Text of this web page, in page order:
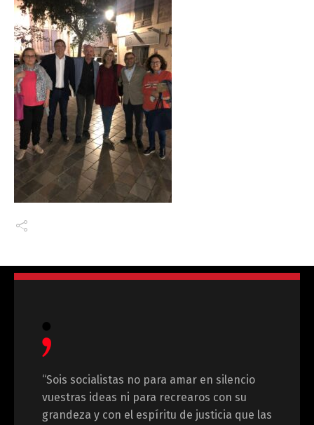
“Sois socialistas no para amar en silencio
vuestras ideas ni para recrearos con su
grandeza y con el espíritu de justicia que las